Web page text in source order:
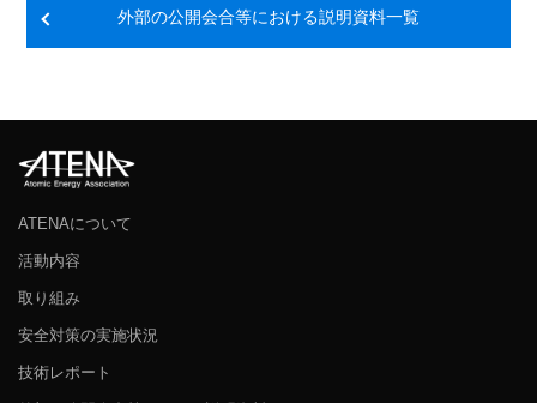
外部の公開会合等における説明資料一覧
ATENAについて
活動内容
取り組み
安全対策の実施状況
技術レポート